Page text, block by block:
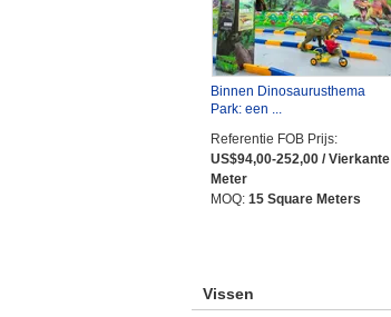
Binnen Dinosaurusthema
Park: een ...
Referentie FOB Prijs:
US$94,00-252,00 / Vierkante
Meter
MOQ: 15 Square Meters
Vissen